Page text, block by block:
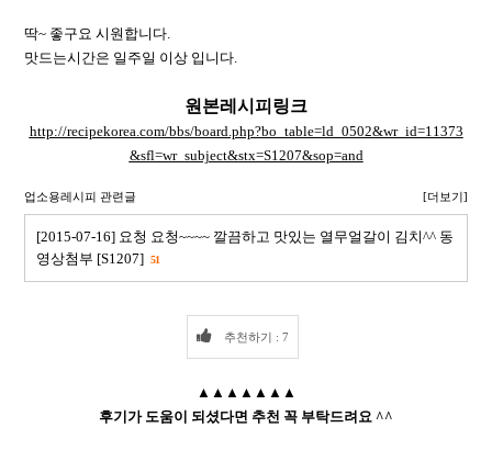
딱~ 좋구요 시원합니다.
맛드는시간은 일주일 이상 입니다.
원본레시피링크
http://recipekorea.com/bbs/board.php?bo_table=ld_0502&wr_id=11373
&sfl=wr_subject&stx=S1207&sop=and
업소용레시피 관련글 [더보기]
[2015-07-16] 요청 요청~~~~ 깔끔하고 맛있는 열무얼갈이 김치^^ 동
영상첨부 [S1207] 51
추천하기 : 7
▲▲▲▲▲▲▲
후기가 도움이 되셨다면 추천 꼭 부탁드려요 ^^